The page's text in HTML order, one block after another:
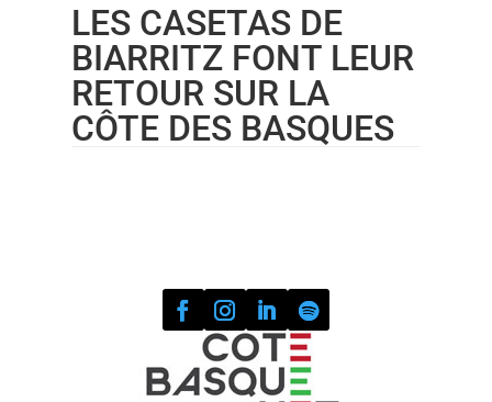
LES CASETAS DE
BIARRITZ FONT LEUR
RETOUR SUR LA
CÔTE DES BASQUES